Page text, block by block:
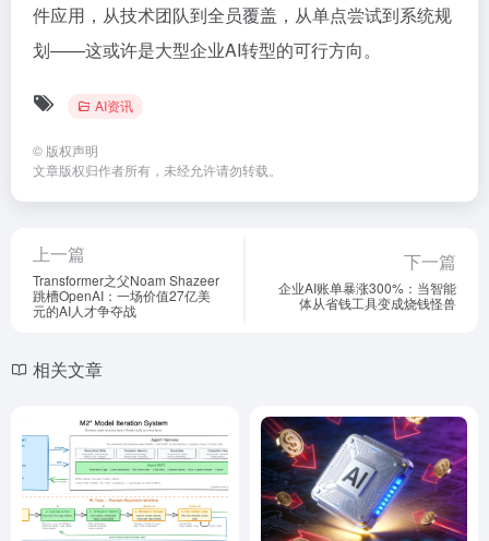
件应用，从技术团队到全员覆盖，从单点尝试到系统规
划——这或许是大型企业AI转型的可行方向。
AI资讯
© 版权声明
文章版权归作者所有，未经允许请勿转载。
上一篇
Transformer之父Noam Shazeer
跳槽OpenAI：一场价值27亿美
元的AI人才争夺战
下一篇
企业AI账单暴涨300%：当智能
体从省钱工具变成烧钱怪兽
相关文章